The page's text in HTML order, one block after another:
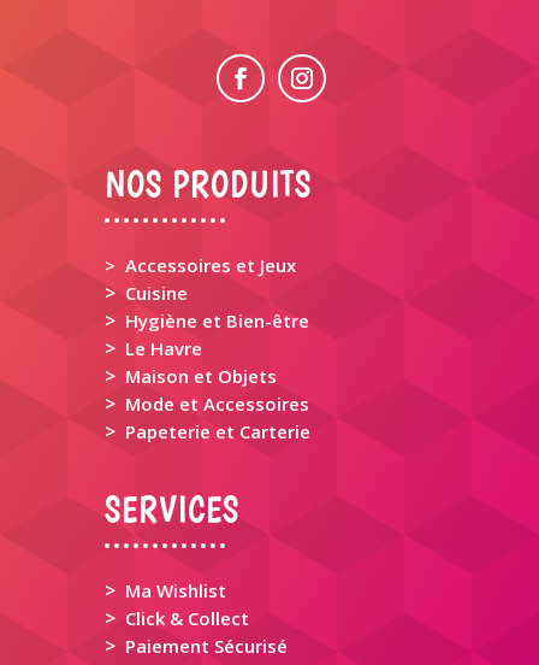
NOS PRODUITS
> Accessoires et Jeux
> Cuisine
> Hygiène et Bien-être
> Le Havre
> Maison et Objets
> Mode et Accessoires
> Papeterie et Carterie
SERVICES
> Ma Wishlist
> Click & Collect
> Paiement Sécurisé